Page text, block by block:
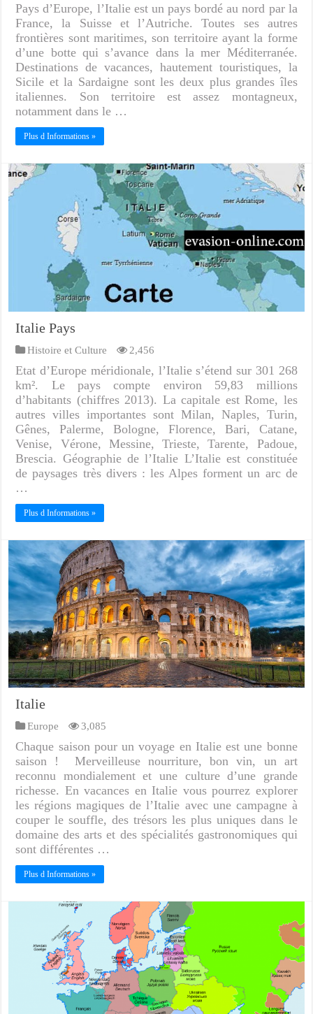
Pays d’Europe, l’Italie est un pays bordé au nord par la
France, la Suisse et l’Autriche. Toutes ses autres
frontières sont maritimes, son territoire ayant la forme
d’une botte qui s’avance dans la mer Méditerranée.
Destinations de vacances, hautement touristiques, la
Sicile et la Sardaigne sont les deux plus grandes îles
italiennes. Son territoire est assez montagneux,
notamment dans le …
Plus d Informations »
Italie Pays
Histoire et Culture 2,456
Etat d’Europe méridionale, l’Italie s’étend sur 301 268
km². Le pays compte environ 59,83 millions
d’habitants (chiffres 2013). La capitale est Rome, les
autres villes importantes sont Milan, Naples, Turin,
Gênes, Palerme, Bologne, Florence, Bari, Catane,
Venise, Vérone, Messine, Trieste, Tarente, Padoue,
Brescia. Géographie de l’Italie L’Italie est constituée
de paysages très divers : les Alpes forment un arc de
…
Plus d Informations »
Italie
Europe 3,085
Chaque saison pour un voyage en Italie est une bonne
saison ! Merveilleuse nourriture, bon vin, un art
reconnu mondialement et une culture d’une grande
richesse. En vacances en Italie vous pourrez explorer
les régions magiques de l’Italie avec une campagne à
couper le souffle, des trésors les plus uniques dans le
domaine des arts et des spécialités gastronomiques qui
sont différentes …
Plus d Informations »